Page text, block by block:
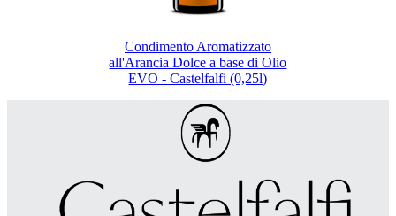
Condimento Aromatizzato
all'Arancia Dolce a base di Olio
EVO - Castelfalfi (0,25l)